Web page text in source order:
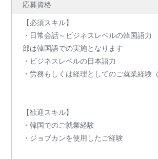
応募資格
【必須スキル】
・日常会話～ビジネスレベルの韓国語
部は韓国語での実施となります
・ビジネスレベルの日本語力
・労務もしくは経理としてのご就業経験
【歓迎スキル】
・韓国でのご就業経験
・ジョブカンを使用したご経験